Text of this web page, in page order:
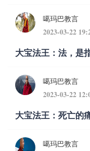
噶玛巴教言
2023-03-22
大宝法王：法，是
噶玛巴教言
2023-03-22
大宝法王：死亡的
噶玛巴教言